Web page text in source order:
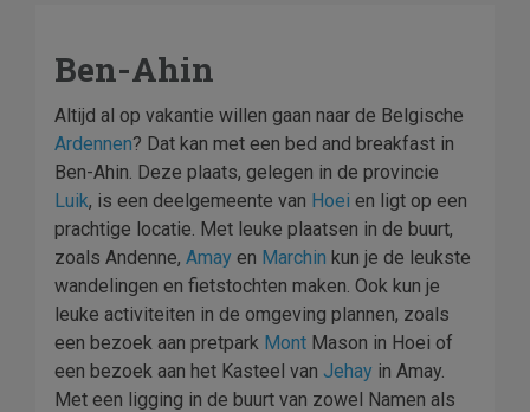
Ben-Ahin
Altijd al op vakantie willen gaan naar de Belgische
Ardennen? Dat kan met een bed and breakfast in
Ben-Ahin. Deze plaats, gelegen in de provincie
Luik, is een deelgemeente van Hoei en ligt op een
prachtige locatie. Met leuke plaatsen in de buurt,
zoals Andenne, Amay en Marchin kun je de leukste
wandelingen en fietstochten maken. Ook kun je
leuke activiteiten in de omgeving plannen, zoals
een bezoek aan pretpark Mont Mason in Hoei of
een bezoek aan het Kasteel van Jehay in Amay.
Met een ligging in de buurt van zowel Namen als